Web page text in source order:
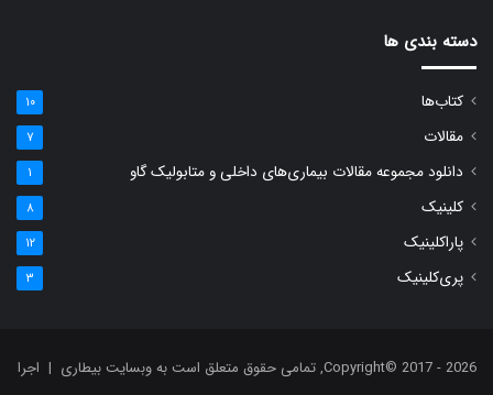
دسته بندی ها
کتاب‌ها ۱۰
مقالات ۷
دانلود مجموعه مقالات بیماری‌های داخلی و متابولیک گاو ۱
کلینیک ۸
پاراکلینیک ۱۲
پری‌کلینیک ۳
Copyright© 2017 - 2026, تمامی حقوق متعلق است به وبسایت بیطاری | اجرا